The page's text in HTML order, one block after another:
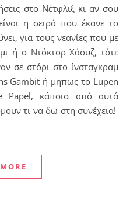
στο Νέτφλιξ κι αν σου
η σειρά που έκανε το
για τους νεανίες που με
ή ο Ντόκτορ Χάουζ, τότε
σε στόρι στο ίνσταγκραμ
Gambit ή μηπως το Lupen
Papel, κάποιο από αυτά
τι να δω στη συνέχεια!